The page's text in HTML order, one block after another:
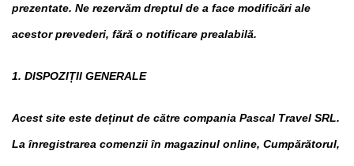
prezentate. Ne rezervăm dreptul de a face modificări ale
acestor prevederi, fără o notificare prealabilă.
1. DISPOZIȚII GENERALE
Acest site este deținut de către compania Pascal Travel SRL.
La înregistrarea comenzii în magazinul online, Cumpărătorul,